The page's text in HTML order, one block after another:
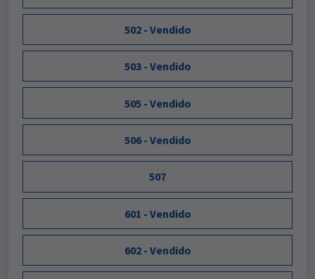
502 - Vendido
503 - Vendido
505 - Vendido
506 - Vendido
507
601 - Vendido
602 - Vendido